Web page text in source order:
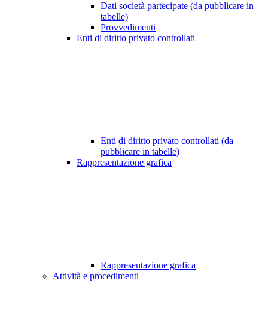
Dati società partecipate (da pubblicare in
tabelle)
Provvedimenti
Enti di diritto privato controllati
Enti di diritto privato controllati (da
pubblicare in tabelle)
Rappresentazione grafica
Rappresentazione grafica
Attività e procedimenti